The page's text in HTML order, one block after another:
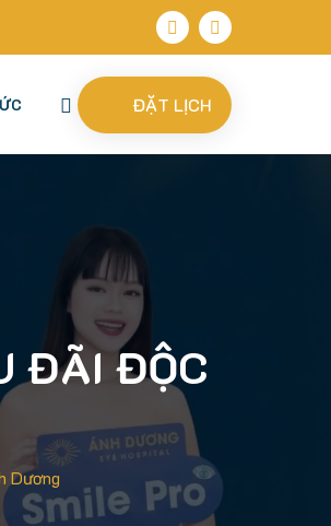
ĐẶT LỊCH
ĐÃI ĐỘC
Dương